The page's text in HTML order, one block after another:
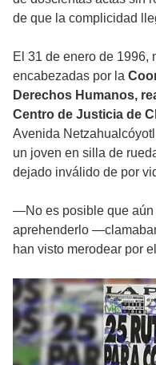
de que la complicidad
El 31 de enero de 1996,
encabezadas por la
Derechos Humanos,
Centro de Justicia de
Avenida
un joven en silla de
dejado inválido de por
—No es posible que aún
aprehenderlo
han visto merodear por